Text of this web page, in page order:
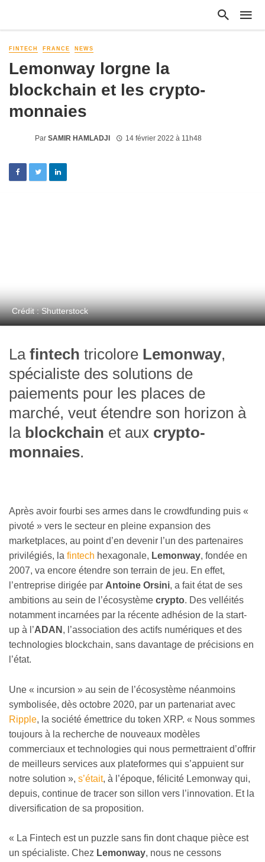
FINTECH FRANCE NEWS
Lemonway lorgne la
blockchain et les crypto-
monnaies
Par SAMIR HAMLADJI 14 février 2022 à 11h48
Crédit : Shutterstock
La fintech tricolore Lemonway,
spécialiste des solutions de
paiements pour les places de
marché, veut étendre son horizon à
la blockchain et aux crypto-
monnaies.
Après avoir fourbi ses armes dans le crowdfunding puis «
pivoté » vers le secteur en pleine expansion des
marketplaces, au point d’en devenir l’un des partenaires
privilégiés, la fintech hexagonale, Lemonway, fondée en
2007, va encore étendre son terrain de jeu. En effet,
l’entreprise dirigée par Antoine Orsini, a fait état de ses
ambitions au sein de l’écosystème crypto. Des velléités
notamment incarnées par la récente adhésion de la start-
up à l’ADAN , l’association des actifs numériques et des
technologies blockchain, sans davantage de précisions en
l’état.
Une « incursion » au sein de l’écosystème néanmoins
symbolisée, dès octobre 2020, par un partenariat avec
Ripple, la société émettrice du token XRP. « Nous sommes
toujours à la recherche de nouveaux modèles
commerciaux et technologies qui nous permettraient d’offrir
de meilleurs services aux plateformes qui s’appuient sur
notre solution », s’était, à l’époque, félicité Lemonway qui,
depuis, continue de tracer son sillon vers l’innovation. Et la
diversification de sa proposition.
« La Fintech est un puzzle sans ﬁn dont chaque pièce est
un spécialiste. Chez Lemonway, nous ne cessons